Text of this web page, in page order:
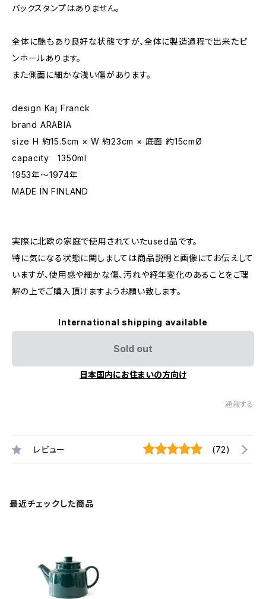
バックスタンプはありません。
全体に艶もあり良好な状態ですが、全体に製造過程で出来たピ
ンホールあります。
また側面に細かな浅い傷があります。
design Kaj Franck
brand ARABIA
size H 約15.5cm × W 約23cm × 底面 約15cmØ
capacity 1350ml
1953年〜1974年
MADE IN FINLAND
実際に北欧の家庭で使用されていたused品です。
特に気になる状態に関しましては商品説明と画像にてお伝えして
いますが、使用感や細かな傷、汚れや経年変化のあることをご理
解の上でご購入頂けますようお願い致します。
International shipping available
Sold out
日本国内にお住まいの方向け
通報する
レビュー (72)
最近チェックした商品